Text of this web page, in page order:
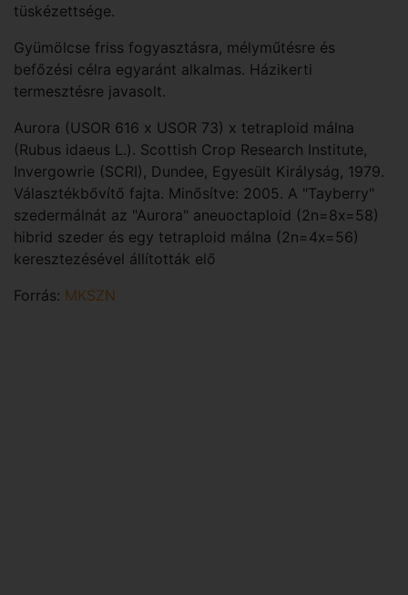
tüskézettsége.
Gyümölcse friss fogyasztásra, mélyműtésre és
befőzési célra egyaránt alkalmas. Házikerti
termesztésre javasolt.
Aurora (USOR 616 x USOR 73) x tetraploid málna
(Rubus idaeus L.). Scottish Crop Research Institute,
Invergowrie (SCRI), Dundee, Egyesült Királyság, 1979.
Választékbővítő fajta. Minősítve: 2005. A "Tayberry"
szedermálnát az "Aurora" aneuoctaploid (2n=8x=58)
hibrid szeder és egy tetraploid málna (2n=4x=56)
keresztezésével állították elő
Forrás: MKSZN